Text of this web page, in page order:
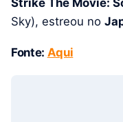
Strike The Movie:
Sky), estreou no
Fonte: Aqui